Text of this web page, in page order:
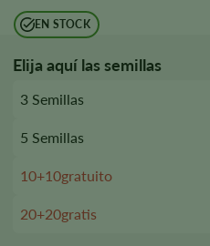
EN STOCK
Elija aquí las semillas
3 Semillas
5 Semillas
10+10gratuito
20+20gratis